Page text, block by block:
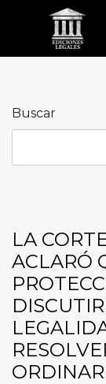
Buscar
LA
ACLARÓ